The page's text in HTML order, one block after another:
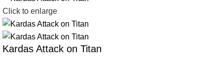
Click to enlarge
Kardas Attack on Titan